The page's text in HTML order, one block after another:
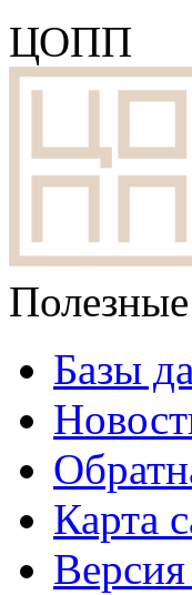
ЦОПП
Базы
Карта